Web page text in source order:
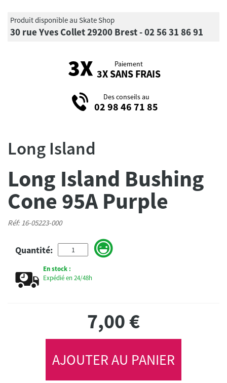
Produit disponible au Skate Shop
30 rue Yves Collet 29200 Brest - 02 56 31 86 91
Paiement
3X SANS FRAIS
Des conseils au
02 98 46 71 85
Long Island
Long Island Bushing
Cone 95A Purple
Réf: 16-05223-000
Quantité:
En stock :
Expédié en 24/48h
7,00€
AJOUTER AU PANIER